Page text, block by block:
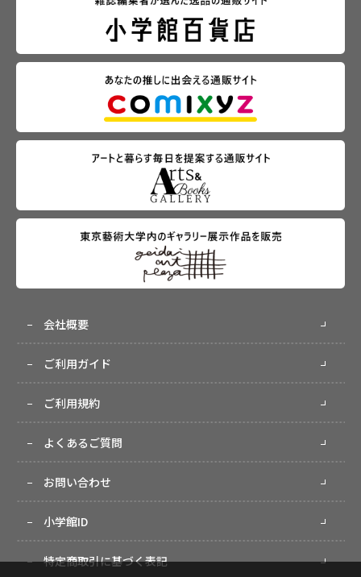
会社概要
ご利用ガイド
ご利用規約
よくあるご質問
お問い合わせ
小学館ID
特定商取引に基づく表記